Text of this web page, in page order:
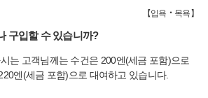
【입욕‧목욕 】
구입할 수 있습니까?
는 고객님께는 수건은 200엔(세금 포함)으로
엔(세금 포함)으로 대여하고 있습니다.